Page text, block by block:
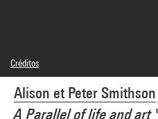
Alison et Peter Smithson
A Parallel of life and art
Créditos
© Smithson Family Collection
Créditos fotográficos : Centre
GrandPalaisRmn